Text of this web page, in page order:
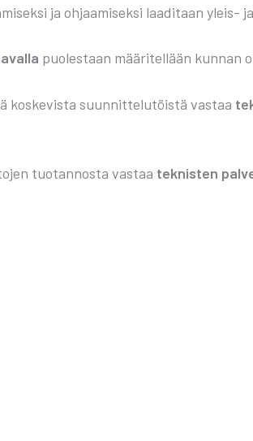
ja ohjaa­mi­sek­si laa­di­taan yleis-
puo­les­taan mää­ri­tel­lään kun­nan
kos­ke­vis­ta suun­nit­te­lu­töis­tä vas­taa
tuo­tan­nos­ta vas­taa tek­nis­ten